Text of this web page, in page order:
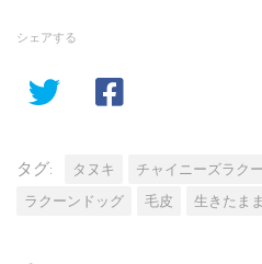
シェアする
タグ: タヌキ チャイニーズラク
ラクーンドッグ
毛皮 生きたまま